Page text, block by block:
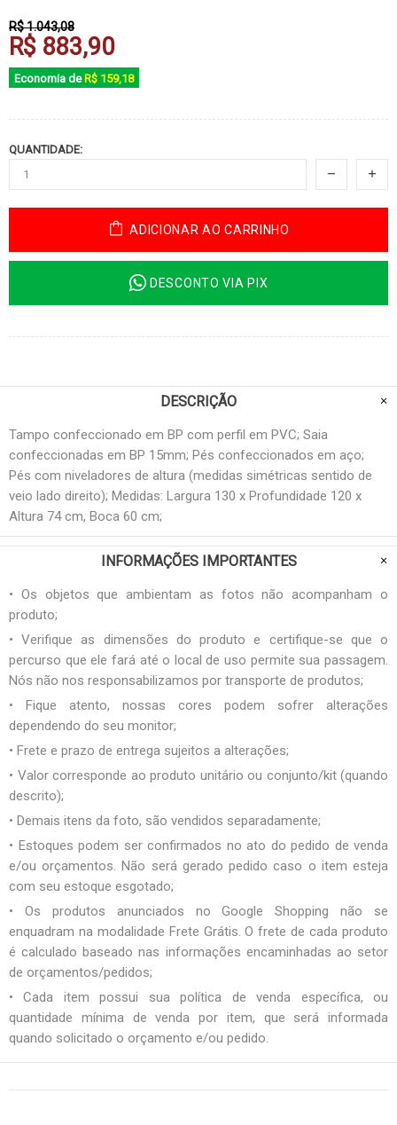
R$ 1.043,08
R$ 883,90
Economia de R$ 159,18
QUANTIDADE:
ADICIONAR AO CARRINHO
DESCONTO VIA PIX
DESCRIÇÃO
Tampo confeccionado em BP com perfil em PVC; Saia
confeccionadas em BP 15mm; Pés confeccionados em aço;
Pés com niveladores de altura (medidas simétricas sentido de
veio lado direito); Medidas: Largura 130 x Profundidade 120 x
Altura 74 cm, Boca 60 cm;
INFORMAÇÕES IMPORTANTES
• Os objetos que ambientam as fotos não acompanham o
produto;
• Verifique as dimensões do produto e certifique-se que o
percurso que ele fará até o local de uso permite sua passagem.
Nós não nos responsabilizamos por transporte de produtos;
• Fique atento, nossas cores podem sofrer alterações
dependendo do seu monitor;
• Frete e prazo de entrega sujeitos a alterações;
• Valor corresponde ao produto unitário ou conjunto/kit (quando
descrito);
• Demais itens da foto, são vendidos separadamente;
• Estoques podem ser confirmados no ato do pedido de venda
e/ou orçamentos. Não será gerado pedido caso o item esteja
com seu estoque esgotado;
• Os produtos anunciados no Google Shopping não se
enquadram na modalidade Frete Grátis. O frete de cada produto
é calculado baseado nas informações encaminhadas ao setor
de orçamentos/pedidos;
• Cada item possui sua política de venda específica, ou
quantidade mínima de venda por item, que será informada
quando solicitado o orçamento e/ou pedido.